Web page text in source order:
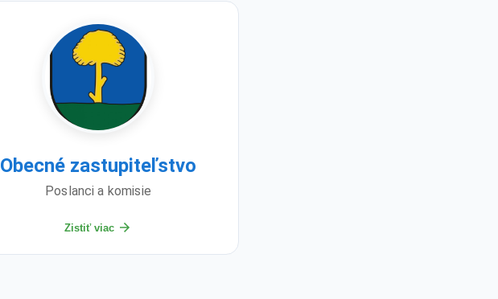
Obecné zastupiteľstvo
Poslanci a komisie
Zistiť viac